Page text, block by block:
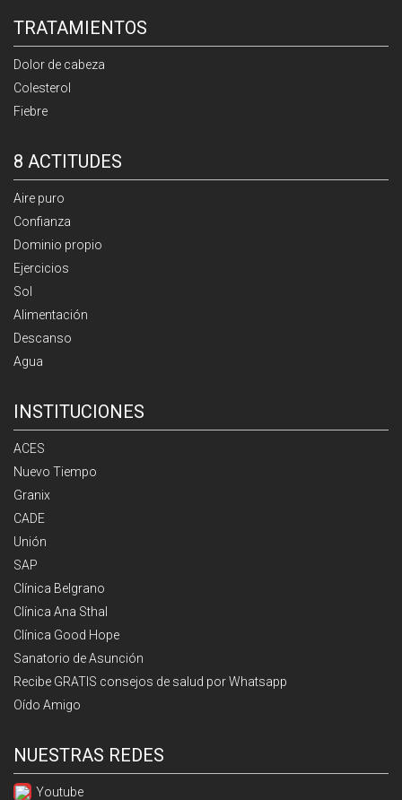
TRATAMIENTOS
Dolor de cabeza
Colesterol
Fiebre
8 ACTITUDES
Aire puro
Confianza
Dominio propio
Ejercicios
Sol
Alimentación
Descanso
Agua
INSTITUCIONES
ACES
Nuevo Tiempo
Granix
CADE
Unión
SAP
Clínica Belgrano
Clínica Ana Sthal
Clínica Good Hope
Sanatorio de Asunción
Recibe GRATIS consejos de salud por Whatsapp
Oído Amigo
NUESTRAS REDES
Youtube